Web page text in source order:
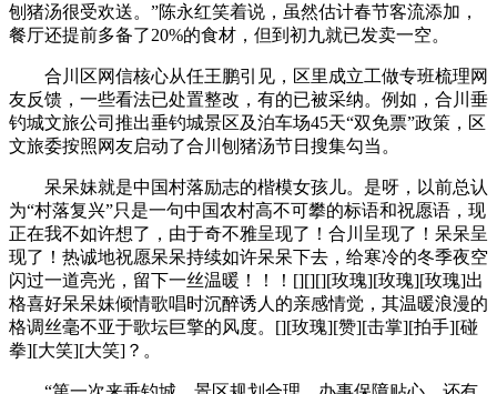
刨猪汤很受欢送。”陈永红笑着说，虽然估计春节客流添加，
餐厅还提前多备了20%的食材，但到初九就已发卖一空。
合川区网信核心从任王鹏引见，区里成立工做专班梳理网
友反馈，一些看法已处置整改，有的已被采纳。例如，合川垂
钓城文旅公司推出垂钓城景区及泊车场45天“双免票”政策，区
文旅委按照网友启动了合川刨猪汤节日搜集勾当。
呆呆妹就是中国村落励志的楷模女孩儿。是呀，以前总认
为“村落复兴”只是一句中国农村高不可攀的标语和祝愿语，现
正在我不如许想了，由于奇不雅呈现了！合川呈现了！呆呆呈
现了！热诚地祝愿呆呆持续如许呆呆下去，给寒冷的冬季夜空
闪过一道亮光，留下一丝温暖！！！[][][][玫瑰][玫瑰][玫瑰]出
格喜好呆呆妹倾情歌唱时沉醉诱人的亲感情觉，其温暖浪漫的
格调丝毫不亚于歌坛巨擎的风度。[][玫瑰][赞][击掌][拍手][碰
拳][大笑][大笑]？。